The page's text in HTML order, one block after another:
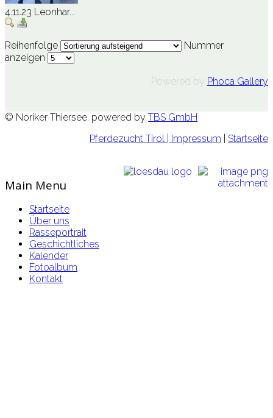
4.11.23 Leonhar...
Reihenfolge
Nummer
anzeigen
Powered by Phoca Gallery
© Noriker Thiersee. powered by TBS GmbH
Pferdezucht Tirol | Impressum Startseite
Main Menu
Startseite
Über uns
Rasseportrait
Geschichtliches
Kalender
Fotoalbum
Kontakt